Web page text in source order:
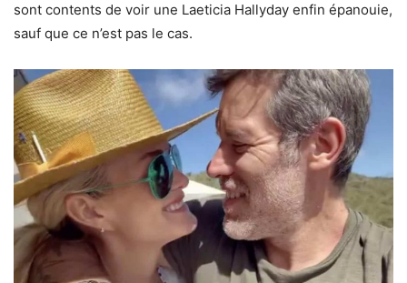
sont contents de voir une Laeticia Hallyday enfin épanouie,
sauf que ce n’est pas le cas.